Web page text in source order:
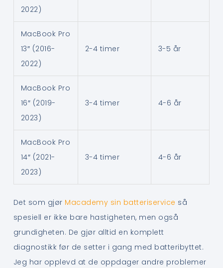
2022)
MacBook Pro
13″ (2016-
2022)
2-4 timer 3-5 år
MacBook Pro
16″ (2019-
2023)
3-4 timer 4-6 år
MacBook Pro
14″ (2021-
2023)
3-4 timer 4-6 år
Det som gjør Macademy sin batteriservice så
spesiell er ikke bare hastigheten, men også
grundigheten. De gjør alltid en komplett
diagnostikk før de setter i gang med batteribyttet.
Jeg har opplevd at de oppdager andre problemer